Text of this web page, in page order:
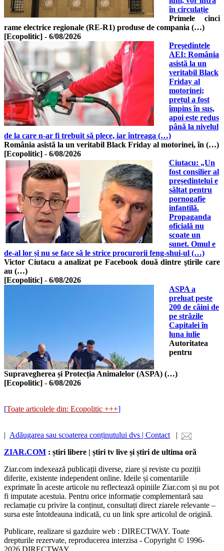
în circulație
Primele cinci
rame electrice regionale (RE-R1) produse de compania (…)
[Ecopolitic] - 6/08/2026
Preşedintele
AEI: România
asistă la un
veritabil Black
Friday al
motorinei;
prețul a fost
împins în sus,
apoi este redus
până la nivelul
de la care n-ar fi trebuit să plece, iar întreaga (…)
România asistă la un veritabil Black Friday al motorinei, în (…)
[Ecopolitic] - 6/08/2026
Ciutacu: „Un
fost consilier al
președintelui e
săltat pentru
pornogafie
infantilă.
Propaganda
oficială nu
scoate un
sunet. Omul e
de-al lor și nu se face să le strice procurorii feng-shui-ul (…)
Victor Ciutacu a analizat pe Facebook două dintre ştirile care
au (…)
[Ecopolitic] - 6/08/2026
ASPA a
preluat peste
200 de câini de
pe străzile
Capitalei în
luna iulie
Autoritatea
pentru
Supravegherea și Protecția Animalelor (ASPA) (…)
[Ecopolitic] - 6/08/2026
[Toate articolele din: Ecopolitic +++]
| Adăugarea sau scoaterea conținutului dvs | Contact |
ZIAR.COM : știri libere | știri tv live și știri de ultima oră
Ziar.com indexează publicații diverse, ziare și reviste cu poziții
diferite, existente independent online. Ideile și comentariile
exprimate în aceste articole nu reflectează opiniile Ziar.com și nu pot
fi imputate acestuia. Pentru orice informație complementară sau
reclamație cu privire la conținut, consultați direct ziarele relevante –
sursa este întotdeauna indicată, cu un link spre articolul de origină.
Publicare, realizare si gazduire web : DIRECTWAY. Toate
drepturile rezervate, reproducerea interzisa - Copyright © 1996-